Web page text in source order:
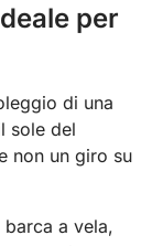
per
di una
sole del
non un giro su
a vela,